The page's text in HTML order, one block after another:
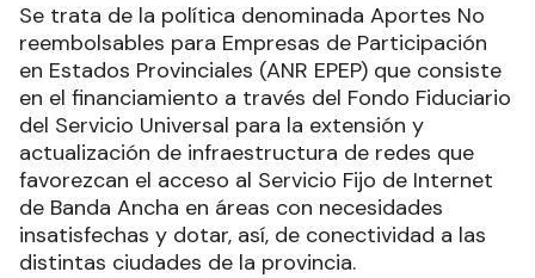
Se trata de la política denominada Aportes No
reembolsables para Empresas de Participación
en Estados Provinciales (ANR EPEP) que consiste
en el financiamiento a través del Fondo Fiduciario
del Servicio Universal para la extensión y
actualización de infraestructura de redes que
favorezcan el acceso al Servicio Fijo de Internet
de Banda Ancha en áreas con necesidades
insatisfechas y dotar, así, de conectividad a las
distintas ciudades de la provincia.